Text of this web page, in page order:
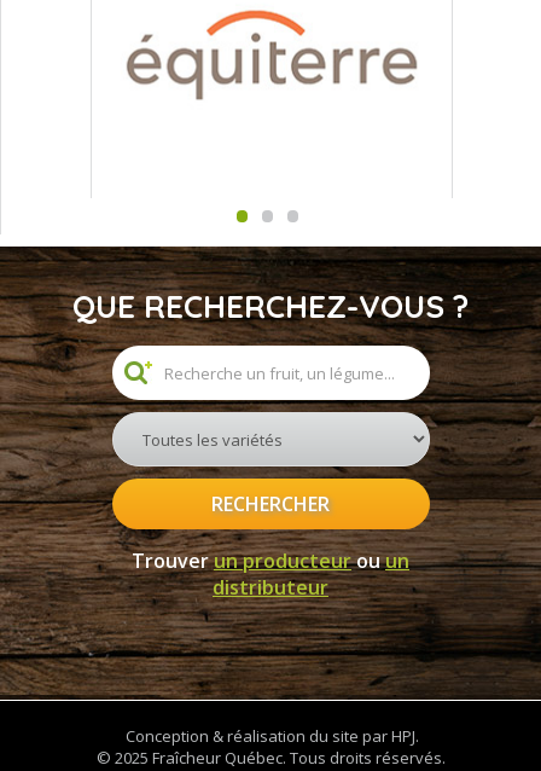
QUE RECHERCHEZ-VOUS ?
RECHERCHER
Trouverun producteurouun
distributeur
Conception & réalisation du site par HPJ.
© 2025 Fraîcheur Québec. Tous droits réservés.